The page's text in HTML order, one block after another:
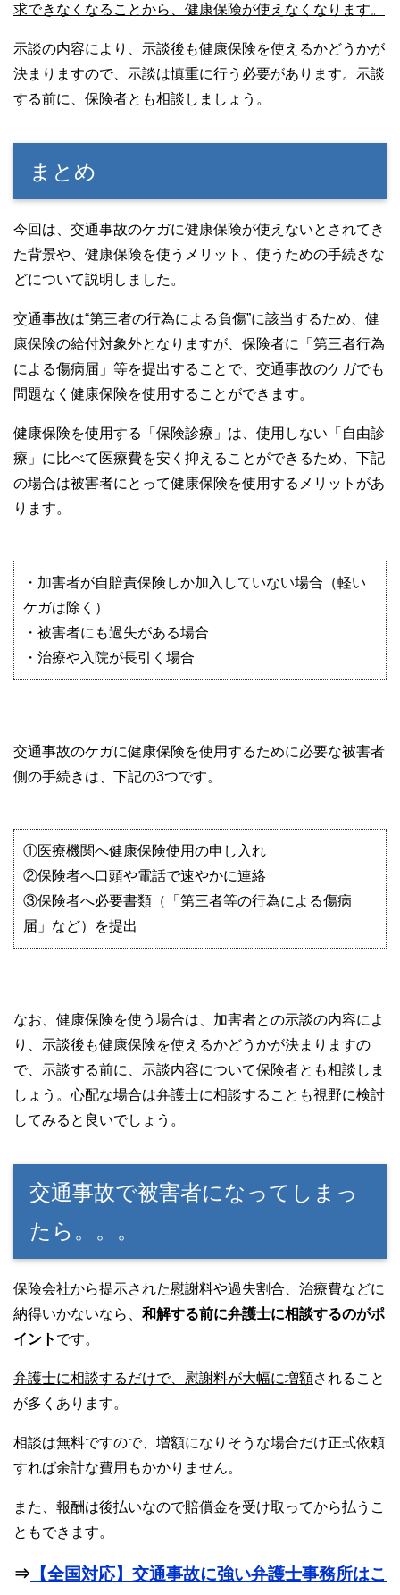
求できなくなることから、健康保険が使えなくなります。
示談の内容により、示談後も健康保険を使えるかどうかが
決まりますので、示談は慎重に行う必要があります。示談
する前に、保険者とも相談しましょう。
まとめ
今回は、交通事故のケガに健康保険が使えないとされてき
た背景や、健康保険を使うメリット、使うための手続きな
どについて説明しました。
交通事故は“第三者の行為による負傷”に該当するため、健
康保険の給付対象外となりますが、保険者に「第三者行為
による傷病届」等を提出することで、交通事故のケガでも
問題なく健康保険を使用することができます。
健康保険を使用する「保険診療」は、使用しない「自由診
療」に比べて医療費を安く抑えることができるため、下記
の場合は被害者にとって健康保険を使用するメリットがあ
ります。
・加害者が自賠責保険しか加入していない場合（軽い
ケガは除く）
・被害者にも過失がある場合
・治療や入院が長引く場合
交通事故のケガに健康保険を使用するために必要な被害者
側の手続きは、下記の3つです。
①医療機関へ健康保険使用の申し入れ
②保険者へ口頭や電話で速やかに連絡
③保険者へ必要書類（「第三者等の行為による傷病
届」など）を提出
なお、健康保険を使う場合は、加害者との示談の内容によ
り、示談後も健康保険を使えるかどうかが決まりますの
で、示談する前に、示談内容について保険者とも相談しま
しょう。心配な場合は弁護士に相談することも視野に検討
してみると良いでしょう。
交通事故で被害者になってしまっ
たら。。。
保険会社から提示された慰謝料や過失割合、治療費などに
納得いかないなら、 和解する前に弁護士に相談するのがポ
イント です。
弁護士に相談するだけで、慰謝料が大幅に増額されること
が多くあります。
相談は無料ですので、増額になりそうな場合だけ正式依頼
すれば余計な費用もかかりません。
また、報酬は後払いなので賠償金を受け取ってから払うこ
ともできます。
⇒ 【全国対応】交通事故に強い弁護士事務所はこ